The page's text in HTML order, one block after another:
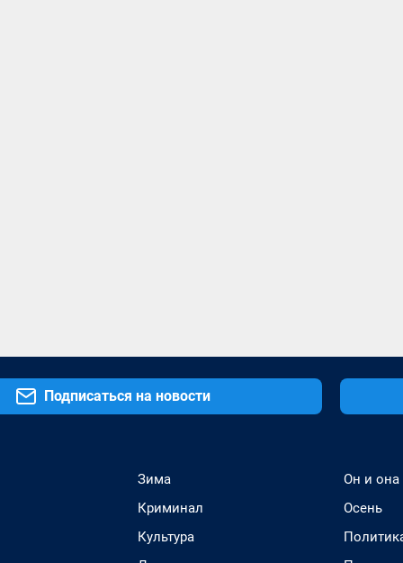
Подписаться на новости
Зима
Криминал
Культура
Он и она
Осень